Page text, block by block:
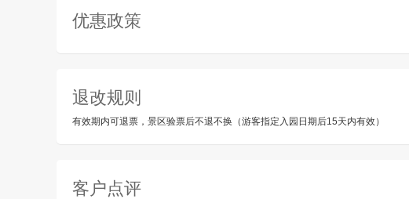
优惠政策
退改规则
有效期内可退票，景区验票后不退不换（游客指定入园日期后15天内有效）
客户点评